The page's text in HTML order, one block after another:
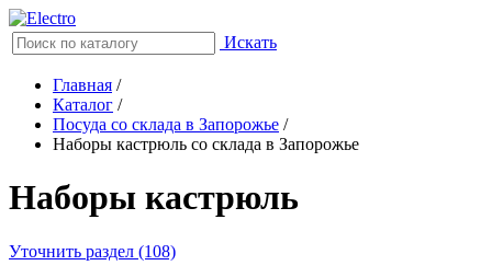
Искать
Главная /
Каталог /
Посуда со склада в Запорожье /
Наборы кастрюль со склада в Запорожье
Наборы кастрюль
Уточнить раздел (108)